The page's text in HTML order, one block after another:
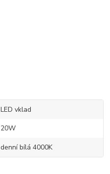
LED vklad
20W
denní bílá 4000K